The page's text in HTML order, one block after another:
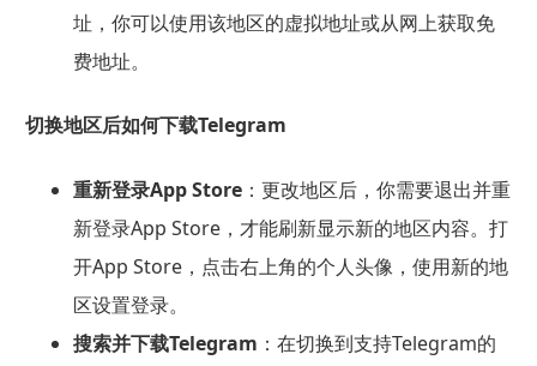
址，你可以使用该地区的虚拟地址或从网上获取免
费地址。
切换地区后如何下载Telegram
重新登录App Store：更改地区后，你需要退出并重
新登录App Store，才能刷新显示新的地区内容。打
开App Store，点击右上角的个人头像，使用新的地
区设置登录。
搜索并下载Telegram ：在切换到支持Telegram的